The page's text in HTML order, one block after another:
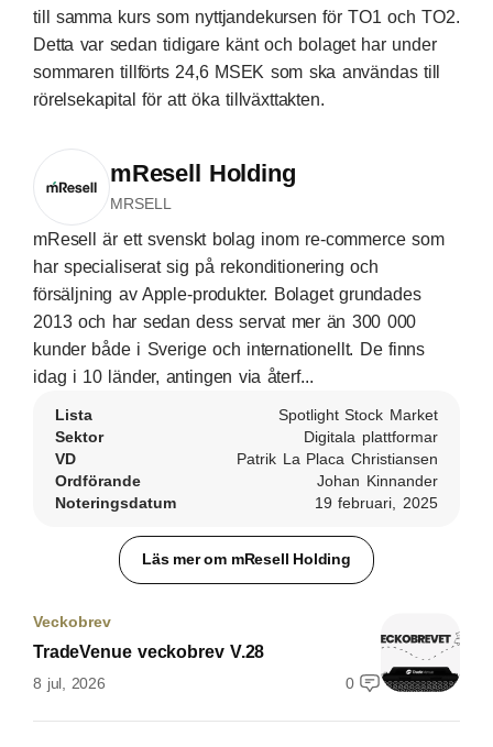
till samma kurs som nyttjandekursen för TO1 och TO2.
Detta var sedan tidigare känt och bolaget har under
sommaren tillförts 24,6 MSEK som ska användas till
rörelsekapital för att öka tillväxttakten.
mResell Holding
MRSELL
mResell är ett svenskt bolag inom re-commerce som
har specialiserat sig på rekonditionering och
försäljning av Apple-produkter. Bolaget grundades
2013 och har sedan dess servat mer än 300 000
kunder både i Sverige och internationellt. De finns
idag i 10 länder, antingen via återf...
Lista
Spotlight Stock Market
Sektor
Digitala plattformar
VD
Patrik La Placa Christiansen
Ordförande
Johan Kinnander
Noteringsdatum
19 februari, 2025
Läs mer om mResell Holding
Veckobrev
TradeVenue veckobrev V.28
8 jul, 2026 0